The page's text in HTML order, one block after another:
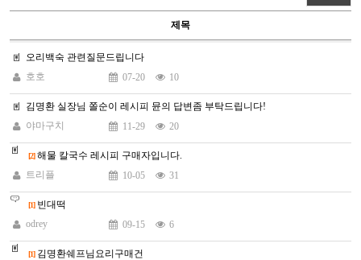
제목
오리백숙 관련질문드립니다
호호
07-20 10
김명환 실장님 쫄순이 레시피 뮨의 답변좀 부탁드립니다!
야마구치
11-29 20
[2] 해물 칼국수 레시피 구매자입니다.
트리플
10-05 31
[1] 빈대떡
odrey
09-15 6
[1] 김명환쉐프님요리구매건